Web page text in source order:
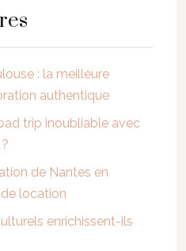
: la meilleure
authentique
trip inoubliable avec
de Nantes en
location
enrichissent-ils